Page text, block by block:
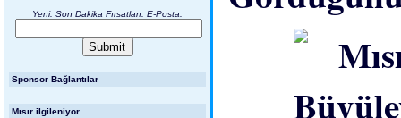
Yeni: Son Dakika Fırsatları. E-Posta:
Sponsor Bağlantılar
Mısır ilgileniyor